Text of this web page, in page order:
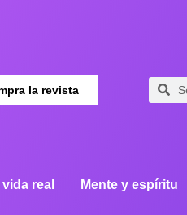
la revista
real Mente y espíritu